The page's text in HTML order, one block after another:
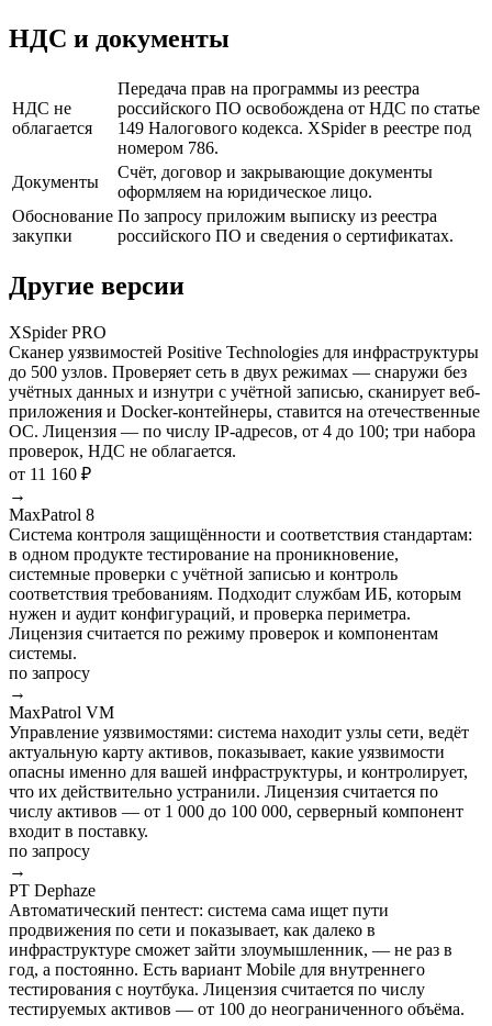
НДС и документы
НДС не
облагается
Передача прав на программы из реестра
российского ПО освобождена от НДС по статье
149 Налогового кодекса. XSpider в реестре под
номером 786.
Документы
Счёт, договор и закрывающие документы
оформляем на юридическое лицо.
Обоснование
закупки
По запросу приложим выписку из реестра
российского ПО и сведения о сертификатах.
Другие версии
XSpider PRO
Сканер уязвимостей Positive Technologies для инфраструктуры
до 500 узлов. Проверяет сеть в двух режимах — снаружи без
учётных данных и изнутри с учётной записью, сканирует веб-
приложения и Docker-контейнеры, ставится на отечественные
ОС. Лицензия — по числу IP-адресов, от 4 до 100; три набора
проверок, НДС не облагается.
от 11 160 ₽
→
MaxPatrol 8
Система контроля защищённости и соответствия стандартам:
в одном продукте тестирование на проникновение,
системные проверки с учётной записью и контроль
соответствия требованиям. Подходит службам ИБ, которым
нужен и аудит конфигураций, и проверка периметра.
Лицензия считается по режиму проверок и компонентам
системы.
по запросу
→
MaxPatrol VM
Управление уязвимостями: система находит узлы сети, ведёт
актуальную карту активов, показывает, какие уязвимости
опасны именно для вашей инфраструктуры, и контролирует,
что их действительно устранили. Лицензия считается по
числу активов — от 1 000 до 100 000, серверный компонент
входит в поставку.
по запросу
→
PT Dephaze
Автоматический пентест: система сама ищет пути
продвижения по сети и показывает, как далеко в
инфраструктуре сможет зайти злоумышленник, — не раз в
год, а постоянно. Есть вариант Mobile для внутреннего
тестирования с ноутбука. Лицензия считается по числу
тестируемых активов — от 100 до неограниченного объёма.